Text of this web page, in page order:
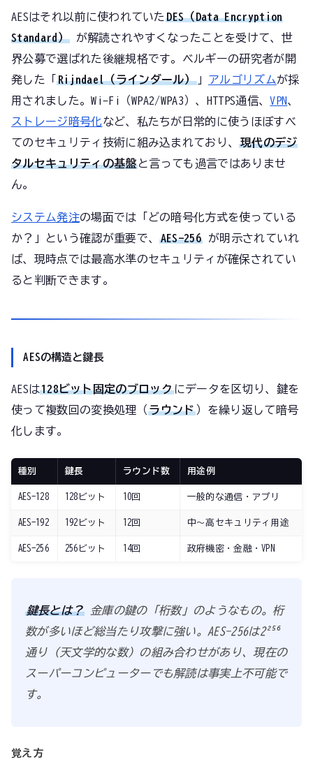
AESはそれ以前に使われていた DES（Data Encryption
Standard） が解読されやすくなったことを受けて、世
界公募で選ばれた後継規格です。ベルギーの研究者が開
発した「Rijndael（ラインダール）」 アルゴリズムが採
用されました。Wi-Fi（WPA2/WPA3）、HTTPS通信、VPN、
ストレージ暗号化など、私たちが日常的に使うほぼすべ
てのセキュリティ技術に組み込まれており、現代のデジ
タルセキュリティの基盤 と言っても過言ではありませ
ん。
システム発注の場面では「どの暗号化方式を使っている
か？」という確認が重要で、AES-256が明示されていれ
ば、現時点では最高水準のセキュリティが確保されてい
ると判断できます。
AESの構造と鍵長
AESは128ビット固定のブロックにデータを区切り、鍵を
使って複数回の変換処理（ ラウンド ）を繰り返して暗号
化します。
種別 鍵長 ラウンド数 用途例
AES-128 128ビット 10回 一般的な通信・アプリ
AES-192 192ビット 12回 中〜高セキュリティ用途
AES-256 256ビット 14回 政府機密・金融・VPN
鍵長とは？金庫の鍵の「桁数」のようなもの。桁
数が多いほど総当たり攻撃に強い。AES-256は2²⁵⁶
通り（天文学的な数）の組み合わせがあり、現在の
スーパーコンピューターでも解読は事実上不可能で
す。
覚え方